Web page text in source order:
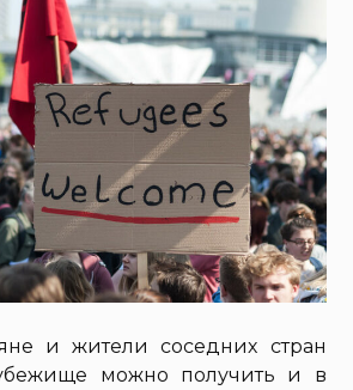
и жители соседних стран
можно получить и в